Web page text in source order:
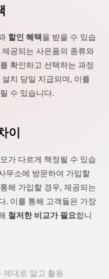
할인 혜택을 받을 수 있습
공되는 사은품의 종류와
확인하고 선택하는 과정
치 당일 지급되며, 이를
수 있습니다.
이
가 다르게 책정될 수 있습
무소에 방문하여 가입할
해 가입할 경우, 제공되는
. 이를 통해 고객들은 가장
철저한 비교가 필요합니
제대로 알고 활용